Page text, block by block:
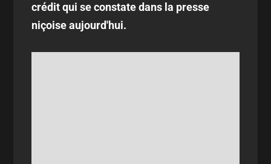
crédit qui se constate dans la presse
niçoise aujourd'hui.